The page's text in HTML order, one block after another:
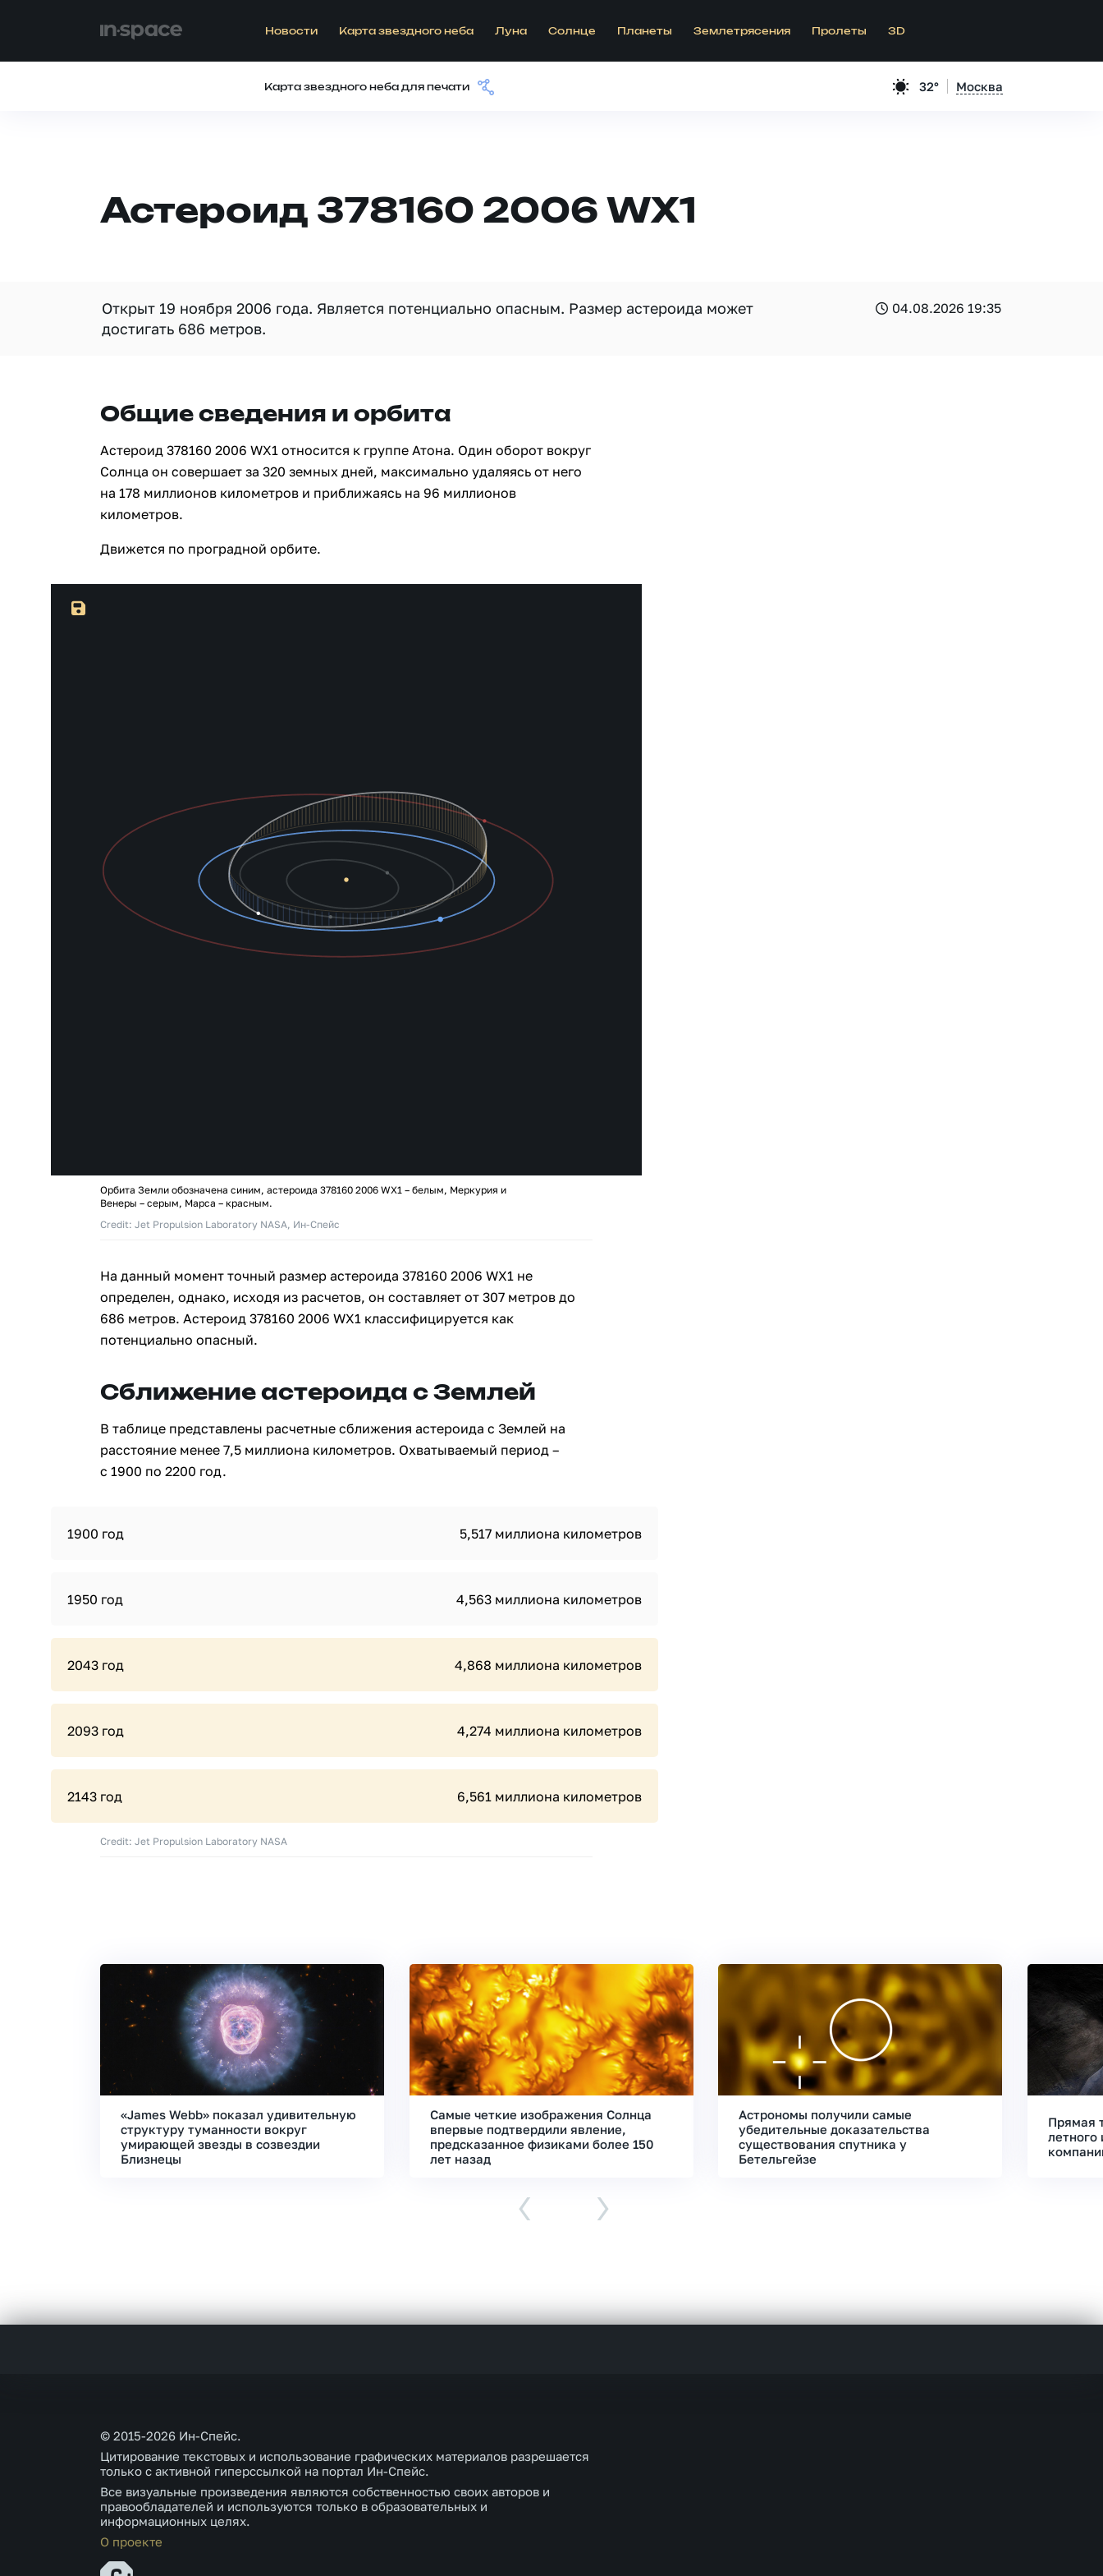
Новости Карта звездного неба Луна Солнце Планеты Землетрясения Пролеты 3D
Карта звездного неба для печати 32° Москва
Астероид 378160 2006 WX1
Открыт 19 ноября 2006 года. Является потенциально опасным. Размер астероида может
достигать 686 метров.
04.08.2026 19:35
Общие сведения и орбита
Астероид 378160 2006 WX1 относится к группе Атона. Один оборот вокруг
Солнца он совершает за 320 земных дней, максимально удаляясь от него
на 178 миллионов километров и приближаясь на 96 миллионов
километров.
Движется по проградной орбите.
Орбита Земли обозначена синим, астероида 378160 2006 WX1 – белым, Меркурия и
Венеры – серым, Марса – красным.
Credit: Jet Propulsion Laboratory NASA, Ин-Спейс
На данный момент точный размер астероида 378160 2006 WX1 не
определен, однако, исходя из расчетов, он составляет от 307 метров до
686 метров. Астероид 378160 2006 WX1 классифицируется как
потенциально опасный.
Сближение астероида с Землей
В таблице представлены расчетные сближения астероида с Землей на
расстояние менее 7,5 миллиона километров. Охватываемый период –
с 1900 по 2200 год.
1900 год 5,517 миллиона километров
1950 год 4,563 миллиона километров
2043 год 4,868 миллиона километров
2093 год 4,274 миллиона километров
2143 год 6,561 миллиона километров
Credit: Jet Propulsion Laboratory NASA
«James Webb» показал удивительную
структуру туманности вокруг
умирающей звезды в созвездии
Близнецы
Самые четкие изображения Солнца
впервые подтвердили явление,
предсказанное физиками более 150
лет назад
Астрономы получили самые
убедительные доказательства
существования спутника у
Бетельгейзе
Прямая
летного
‹ ›
© 2015-2026 Ин-Спейс.
Цитирование текстовых и использование графических материалов разрешается
только с активной гиперссылкой на портал Ин-Спейс.
Все визуальные произведения являются собственностью своих авторов и
правообладателей и используются только в образовательных и
информационных целях.
О проекте